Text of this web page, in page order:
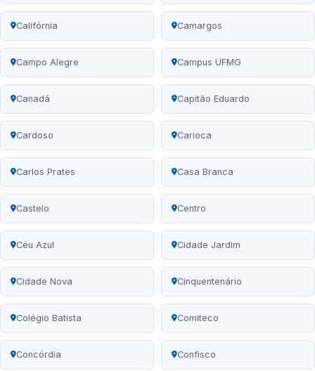
Califórnia Camargos
Campo Alegre Campus UFMG
Canadá Capitão Eduardo
Cardoso Carioca
Carlos Prates Casa Branca
Castelo Centro
Céu Azul Cidade Jardim
Cidade Nova Cinquentenário
Colégio Batista Comiteco
Concórdia Confisco